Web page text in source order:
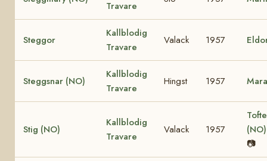
Travare
Steggor
Kallblodig
Travare
Valack 1957
Steggsnar (NO)
Kallblodig
Travare
Hingst 1957
Stig (NO)
Kallblodig
Travare
Valack 1957
📷